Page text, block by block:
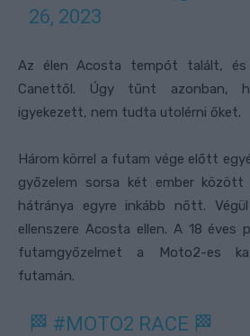
26, 2023
Az élen Acosta tempót talált, és
Canettől. Úgy tűnt azonban,
igyekezett, nem tudta utolérni őket.
Három körrel a futam vége előtt
győzelem sorsa két ember
hátránya egyre inkább nőtt.
ellenszere Acosta ellen. A 18 éves
futamgyőzelmet a Moto2-es
futamán.
🏁 #MOTO2 RACE 🏁